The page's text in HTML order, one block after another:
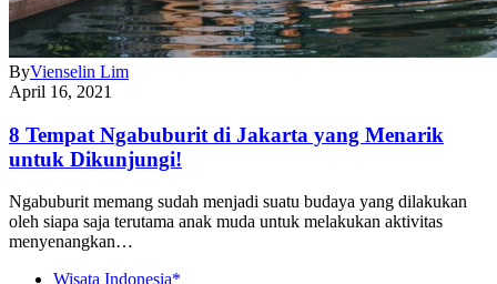
ByVienselin Lim
April 16, 2021
8 Tempat Ngabuburit di Jakarta yang Menarik
untuk Dikunjungi!
Ngabuburit memang sudah menjadi suatu budaya yang dilakukan
oleh siapa saja terutama anak muda untuk melakukan aktivitas
menyenangkan…
Wisata Indonesia*